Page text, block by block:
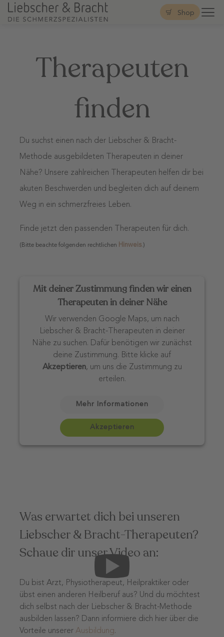
Shop
Therapeuten
finden
Du suchst einen nach der Liebscher & Bracht-
Methode ausgebildeten Therapeuten in deiner
Nähe? Unsere zahlreichen Therapeuten helfen dir bei
akuten Beschwerden und begleiten dich auf deinem
Weg in ein schmerzfreies Leben.
Finde jetzt den passenden Therapeuten für dich.
(Bitte beachte folgenden rechtlichen Hinweis.)
Mit deiner Zustimmung finden wir einen
Therapeuten in deiner Nähe
Wir verwenden Google Maps, um nach
Liebscher & Bracht-Therapeuten in deiner
Nähe zu suchen. Dafür benötigen wir zunächst
deine Zustimmung. Bitte klicke auf
Akzeptieren, um uns die Zustimmung zu
erteilen.
Mehr Informationen
Akzeptieren
Was erwartet dich bei unseren
Liebscher & Bracht-Therapeuten?
Schaue dir unser Video an:
Du bist Arzt, Physiotherapeut, Heilpraktiker oder
übst einen anderen Heilberuf aus? Und du möchtest
dich selbst nach der Liebscher & Bracht-Methode
ausbilden lassen? Dann informiere dich hier über die
Vorteile unserer Ausbildung.